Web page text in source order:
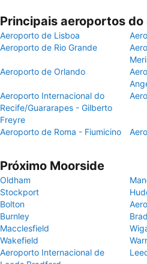
Principais aeroportos do
Aeroporto de Lisboa
Aeroporto de Rio Grande
Aeroporto de Orlando
Aeroporto Internacional do
Recife/Guararapes - Gilberto
Freyre
Aeroporto de Roma - Fiumicino
Próximo Moorside
Oldham
Stockport
Bolton
Burnley
Macclesfield
Wakefield
Aeroporto Internacional de